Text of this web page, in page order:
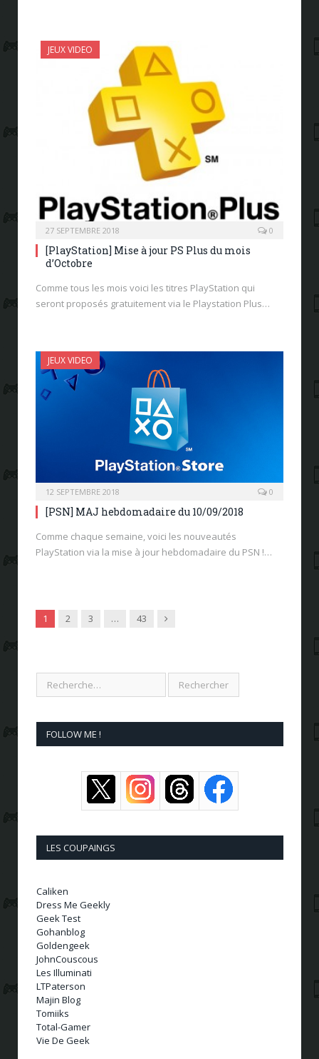
JEUX VIDEO
27 SEPTEMBRE 2018 0
[PlayStation] Mise à jour PS Plus du mois
d’Octobre
Comme tous les mois voici les titres PlayStation qui
seront proposés gratuitement via le Playstation Plus…
JEUX VIDEO
12 SEPTEMBRE 2018 0
[PSN] MAJ hebdomadaire du 10/09/2018
Comme chaque semaine, voici les nouveautés
PlayStation via la mise à jour hebdomadaire du PSN !…
1 2 3 … 43 Next
FOLLOW ME !
LES COUPAINGS
Caliken
Dress Me Geekly
Geek Test
Gohanblog
Goldengeek
JohnCouscous
Les Illuminati
LTPaterson
Majin Blog
Tomiiks
Total-Gamer
Vie De Geek